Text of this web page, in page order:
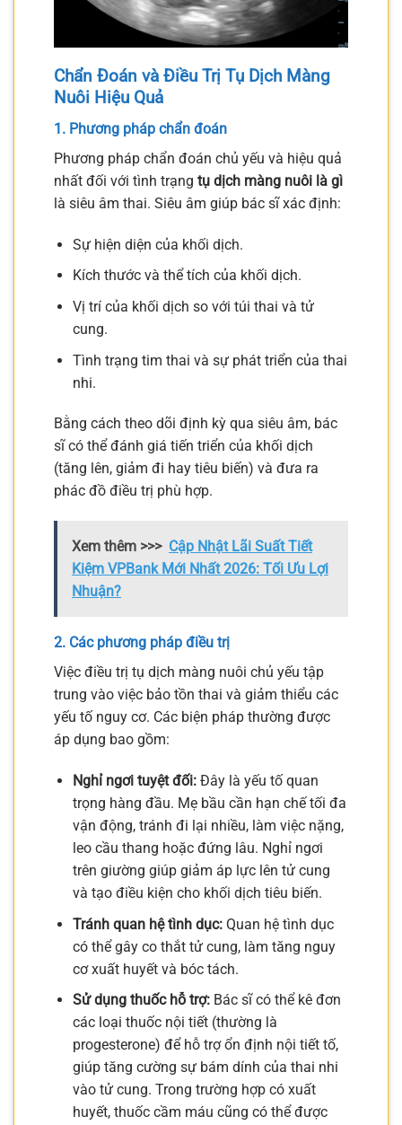
Chẩn Đoán và Điều Trị Tụ Dịch Màng
Nuôi Hiệu Quả
1. Phương pháp chẩn đoán
Phương pháp chẩn đoán chủ yếu và hiệu quả
nhất đối với tình trạng tụ dịch màng nuôi là gì
là siêu âm thai. Siêu âm giúp bác sĩ xác định:
Sự hiện diện của khối dịch.
Kích thước và thể tích của khối dịch.
Vị trí của khối dịch so với túi thai và tử
cung.
Tình trạng tim thai và sự phát triển của thai
nhi.
Bằng cách theo dõi định kỳ qua siêu âm, bác
sĩ có thể đánh giá tiến triển của khối dịch
(tăng lên, giảm đi hay tiêu biến) và đưa ra
phác đồ điều trị phù hợp.
Xem thêm >>> Cập Nhật Lãi Suất Tiết
Kiệm VPBank Mới Nhất 2026: Tối Ưu Lợi
Nhuận?
2. Các phương pháp điều trị
Việc điều trị tụ dịch màng nuôi chủ yếu tập
trung vào việc bảo tồn thai và giảm thiểu các
yếu tố nguy cơ. Các biện pháp thường được
áp dụng bao gồm:
Nghỉ ngơi tuyệt đối:Đây là yếu tố quan
trọng hàng đầu. Mẹ bầu cần hạn chế tối đa
vận động, tránh đi lại nhiều, làm việc nặng,
leo cầu thang hoặc đứng lâu. Nghỉ ngơi
trên giường giúp giảm áp lực lên tử cung
và tạo điều kiện cho khối dịch tiêu biến.
Tránh quan hệ tình dục:Quan hệ tình dục
có thể gây co thắt tử cung, làm tăng nguy
cơ xuất huyết và bóc tách.
Sử dụng thuốc hỗ trợ:Bác sĩ có thể kê đơn
các loại thuốc nội tiết (thường là
progesterone) để hỗ trợ ổn định nội tiết tố,
giúp tăng cường sự bám dính của thai nhi
vào tử cung. Trong trường hợp có xuất
huyết, thuốc cầm máu cũng có thể được